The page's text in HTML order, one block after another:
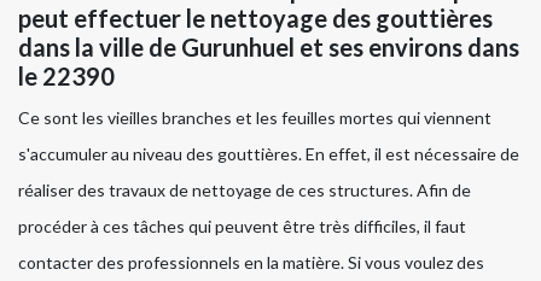
peut effectuer le nettoyage des gouttières
dans la ville de Gurunhuel et ses environs dans
le 22390
Ce sont les vieilles branches et les feuilles mortes qui viennent
s'accumuler au niveau des gouttières. En effet, il est nécessaire de
réaliser des travaux de nettoyage de ces structures. Afin de
procéder à ces tâches qui peuvent être très difficiles, il faut
contacter des professionnels en la matière. Si vous voulez des